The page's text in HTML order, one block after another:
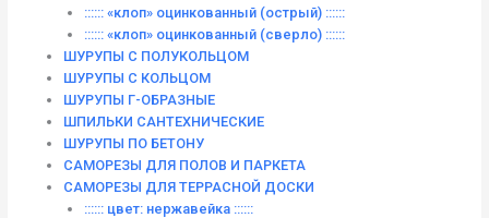
:::::: «клоп» оцинкованный (острый) ::::::
:::::: «клоп» оцинкованный (сверло) ::::::
ШУРУПЫ С ПОЛУКОЛЬЦОМ
ШУРУПЫ С КОЛЬЦОМ
ШУРУПЫ Г-ОБРАЗНЫЕ
ШПИЛЬКИ САНТЕХНИЧЕСКИЕ
ШУРУПЫ ПО БЕТОНУ
САМОРЕЗЫ ДЛЯ ПОЛОВ И ПАРКЕТА
САМОРЕЗЫ ДЛЯ ТЕРРАСНОЙ ДОСКИ
:::::: цвет: нержавейка ::::::